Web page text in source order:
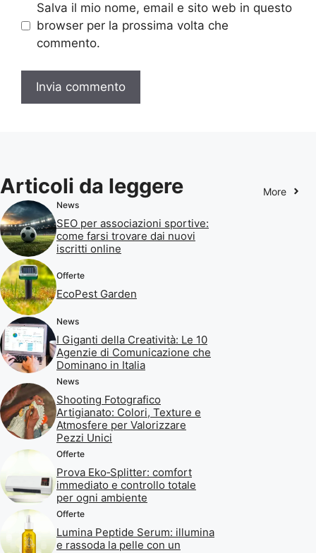
Salva il mio nome, email e sito web in questo
browser per la prossima volta che
commento.
Articoli da leggere More
News
SEO per associazioni sportive:
come farsi trovare dai nuovi
iscritti online
Offerte
EcoPest Garden
News
I Giganti della Creatività: Le 10
Agenzie di Comunicazione che
Dominano in Italia
News
Shooting Fotografico
Artigianato: Colori, Texture e
Atmosfere per Valorizzare
Pezzi Unici
Offerte
Prova Eko‑Splitter: comfort
immediato e controllo totale
per ogni ambiente
Offerte
Lumina Peptide Serum: illumina
e rassoda la pelle con un